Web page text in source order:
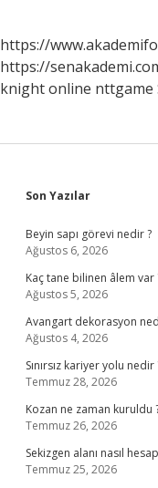
Mi
https://
https://
knight online nttgame
Sidebar
Son Yazılar
Beyin sapı görevi nedir ?
Ağustos 6, 2026
Kaç tane bilinen âlem var
Ağustos 5, 2026
Avangart dekorasyon
Ağustos 4, 2026
Sınırsız kariyer yolu nedir
Temmuz 28, 2026
Kozan ne zaman kuruldu
Temmuz 26, 2026
Sekizgen alanı nasıl
Temmuz 25, 2026